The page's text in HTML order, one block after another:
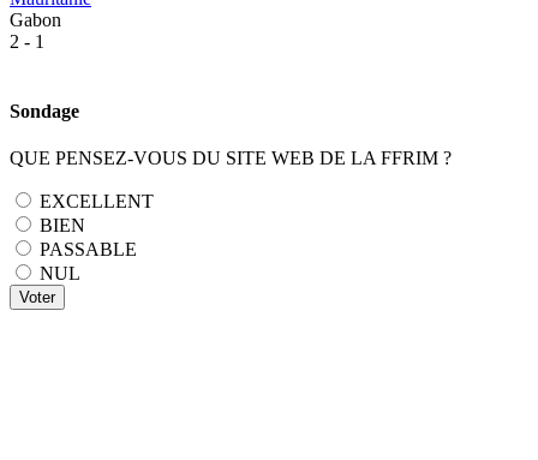
Gabon
2 - 1
Sondage
QUE PENSEZ-VOUS DU SITE WEB DE LA FFRIM ?
EXCELLENT
BIEN
PASSABLE
NUL
Voter